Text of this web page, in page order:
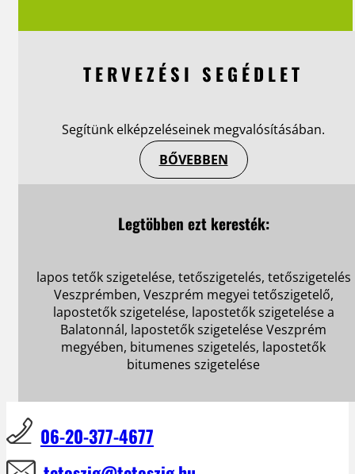
TERVEZÉSI SEGÉDLET
Segítünk elképzeléseinek megvalósításában.
BŐVEBBEN
Legtöbben ezt keresték:
lapos tetők szigetelése, tetőszigetelés, tetőszigetelés
Veszprémben, Veszprém megyei tetőszigetelő,
lapostetők szigetelése, lapostetők szigetelése a
Balatonnál, lapostetők szigetelése Veszprém
megyében, bitumenes szigetelés, lapostetők
bitumenes szigetelése
06-20-377-4677